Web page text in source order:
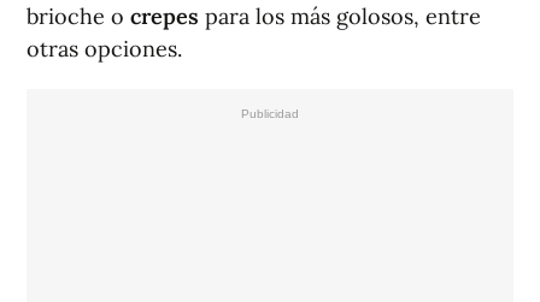
brioche o crepes para los más golosos, entre
otras opciones.